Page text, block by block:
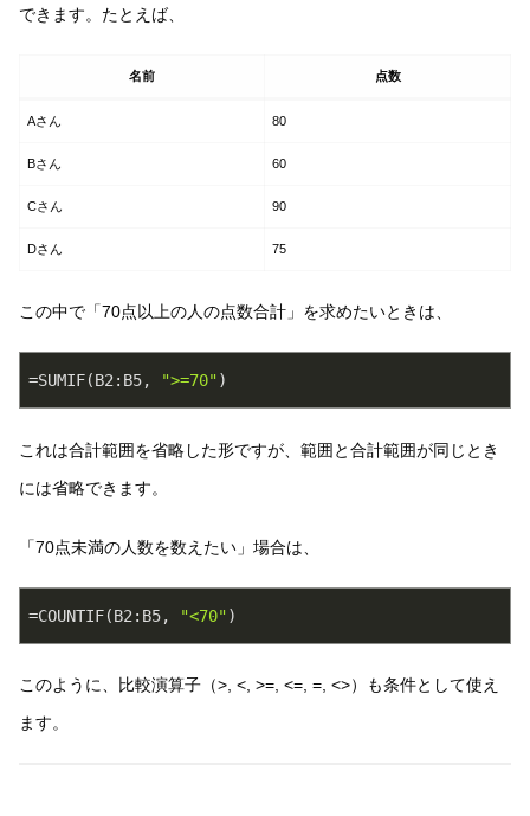
できます。たとえば、
名前 点数
Aさん 80
Bさん 60
Cさん 90
Dさん 75
この中で「70点以上の人の点数合計」を求めたいときは、
=SUMIF(B2:B5, ">=70")
これは合計範囲を省略した形ですが、範囲と合計範囲が同じとき
には省略できます。
「70点未満の人数を数えたい」場合は、
=COUNTIF(B2:B5, "<70")
このように、比較演算子（>, <, >=, <=, =, <>）も条件として使え
ます。